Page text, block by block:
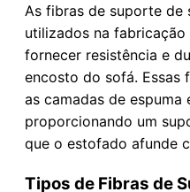
As fibras de suporte de
utilizados na
fornecer resistência e
encosto do sofá. Essas
as camadas de
proporcionando um
que o estofado afunde
Tipos de Fibras de